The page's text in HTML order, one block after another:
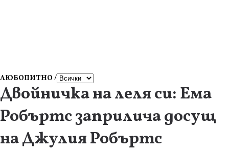
ЛЮБОПИТНО /
Двойничка на леля си: Ема
Робъртс заприлича досущ
на Джулия Робъртс